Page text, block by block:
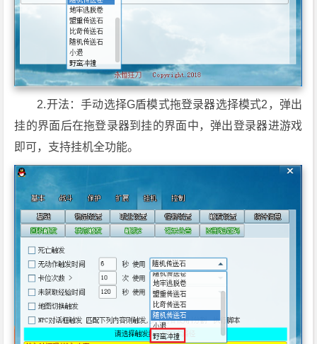
2.开法：手动选择G盾模式拖登录器选择模式2，弹出
挂的界面后在拖登录器到挂的界面中，弹出登录器进游戏
即可，支持挂机全功能。